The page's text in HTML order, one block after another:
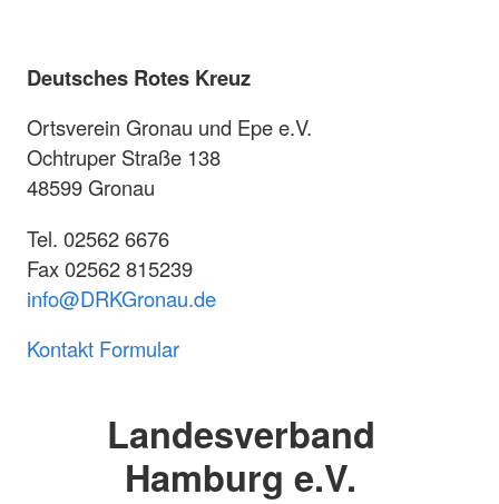
Deutsches Rotes Kreuz
Ortsverein Gronau und Epe e.V.
Ochtruper Straße 138
48599 Gronau
Tel. 02562 6676
Fax 02562 815239
info@DRKGronau.de
Kontakt Formular
Landesverband
Hamburg e.V.